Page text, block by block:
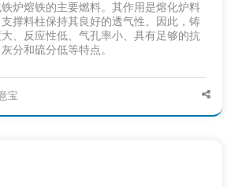
熔铁的主要燃料。其作用是熔化炉料
撑料柱保持其良好的透气性。因此，铸
、反应性低、气孔率小、具有足够的抗
分和硫分低等特点。
宝